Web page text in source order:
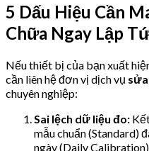
5 Dấu Hiệu Cần
Chữa Ngay Lập
Nếu thiết bị của bạn xuất
cần liên hệ đơn vị dịch vụ
chuyên nghiệp:
Sai lệch dữ liệu đo:
mẫu chuẩn (Standard)
ngày (Daily Calibration).